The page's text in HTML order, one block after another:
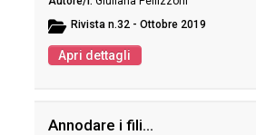
Rivista n.32 - Ottobre 2019
Apri dettagli
Annodare i fili…